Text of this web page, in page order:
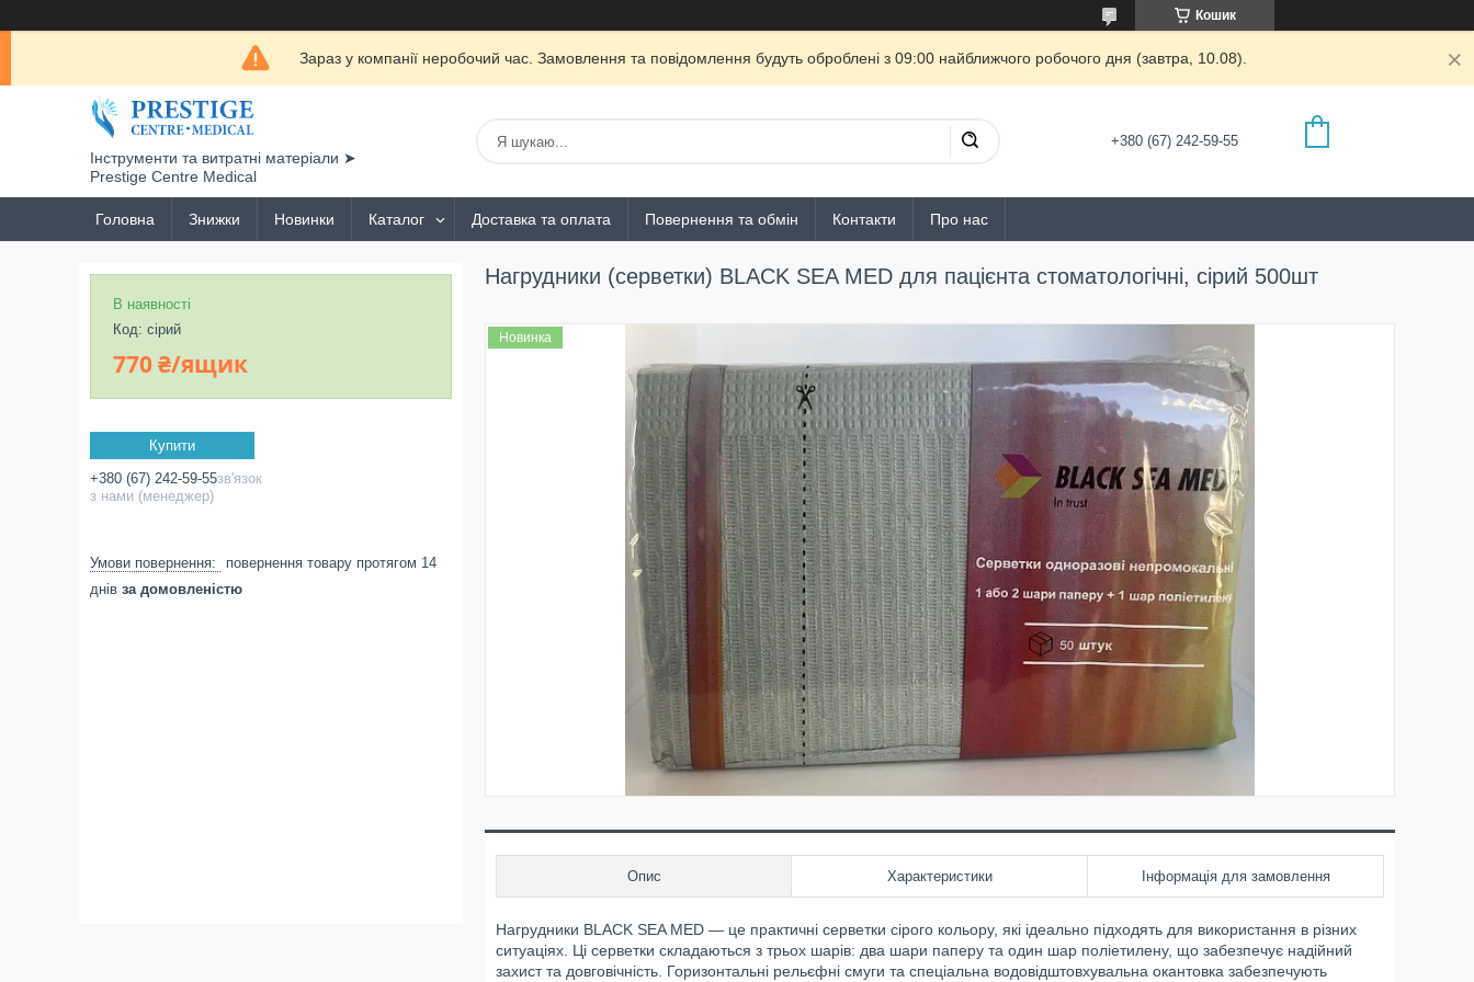
Кошик
Зараз у компанії неробочий час. Замовлення та повідомлення будуть оброблені з 09:00 найближчого робочого дня (завтра, 10.08).
Інструменти та витратні матеріали ➤
Prestige Centre Medical
+380 (67) 242-59-55
Головна Знижки Новинки Каталог Доставка та оплата Повернення та обмін Контакти Про нас
Нагрудники (серветки) BLACK SEA MED для пацієнта стоматологічні, сірий 500шт
Новинка
Опис Характеристики Інформація для замовлення
Нагрудники BLACK SEA MED — це практичні серветки сірого кольору, які ідеально підходять для використання в різних
ситуаціях. Ці серветки складаються з трьох шарів: два шари паперу та один шар поліетилену, що забезпечує надійний
захист та довговічність. Горизонтальні рельєфні смуги та спеціальна водовідштовхувальна окантовка забезпечують
В наявності
Код: сірий
770 ₴/ящик
Купити
+380 (67) 242-59-55зв'язок
з нами (менеджер)
повернення товару протягом 14
днів за домовленістю